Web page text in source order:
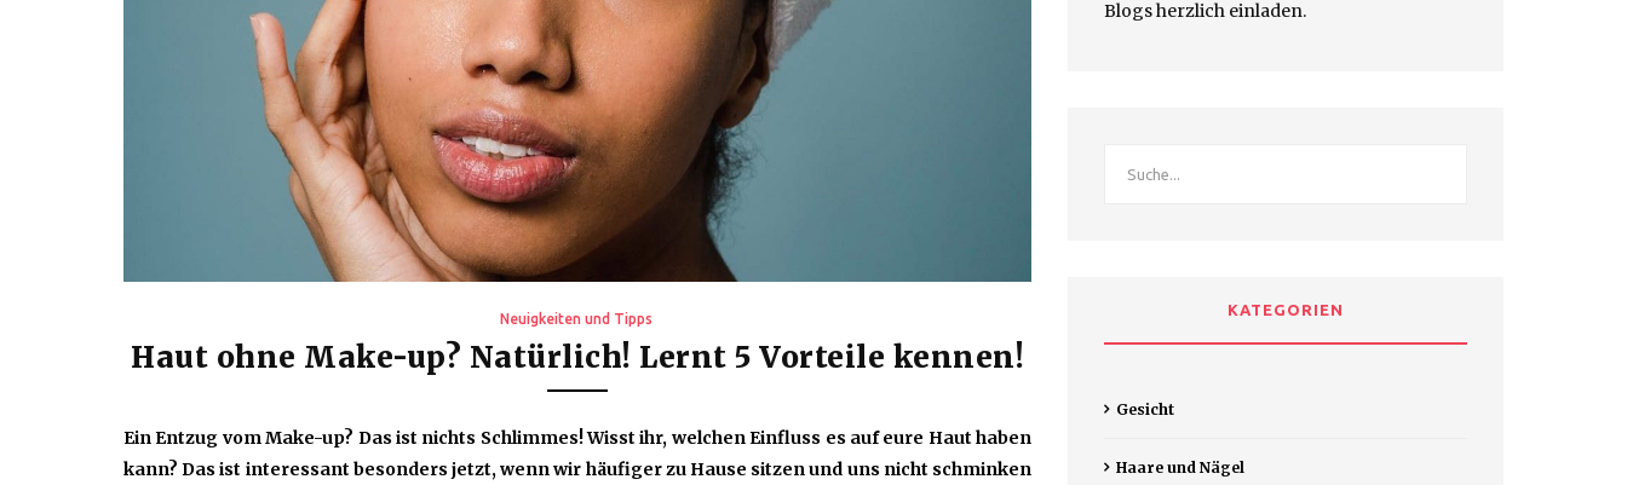
Neuigkeiten und Tipps
Haut ohne Make-up? Natürlich! Lernt 5 Vorteile kennen!
Ein Entzug vom Make-up? Das ist nichts Schlimmes! Wisst ihr, welchen Einfluss es auf eure Haut haben
kann? Das ist interessant besonders jetzt, wenn wir häufiger zu Hause sitzen und uns nicht schminken
Blogs herzlich einladen.
KATEGORIEN
Gesicht
Haare und Nägel